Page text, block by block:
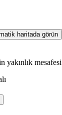
haritada görün
yakınlık